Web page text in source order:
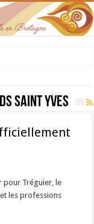
saint yves
pour Tréguier, le
les professions